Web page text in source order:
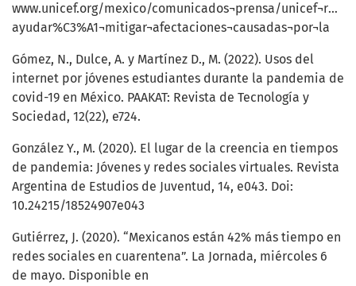
www.unicef.org/mexico/comunicados¬prensa/
ayudar%C3%A1¬mitigar¬afectaciones¬causadas¬por¬la
Gómez, N., Dulce, A. y Martínez D., M. (2022). Usos del
internet por jóvenes estudiantes durante la pandemia de
covid-19 en México. PAAKAT: Revista de Tecnología y
Sociedad, 12(22), e724.
González Y., M. (2020). El lugar de la creencia en tiempos
de pandemia: Jóvenes y redes sociales virtuales. Revista
Argentina de Estudios de Juventud, 14, e043. Doi:
10.24215/18524907e043
Gutiérrez, J. (2020). “Mexicanos están 42% más tiempo en
redes sociales en cuarentena”. La Jornada, miércoles 6
de mayo. Disponible en